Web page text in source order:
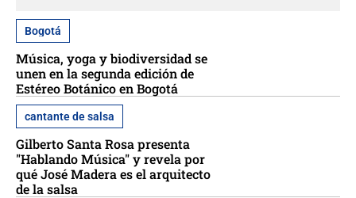
Bogotá
Música, yoga y biodiversidad se
unen en la segunda edición de
Estéreo Botánico en Bogotá
cantante de salsa
Gilberto Santa Rosa presenta
"Hablando Música" y revela por
qué José Madera es el arquitecto
de la salsa